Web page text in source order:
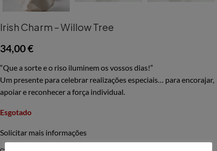
Irish Charm – Willow Tree
34,00€
“Que a sorte e o riso iluminem os vossos dias!”
Um presente para celebrar realizações especiais… para encorajar,
apoiar e reconhecer a força individual.
Esgotado
Solicitar mais informações